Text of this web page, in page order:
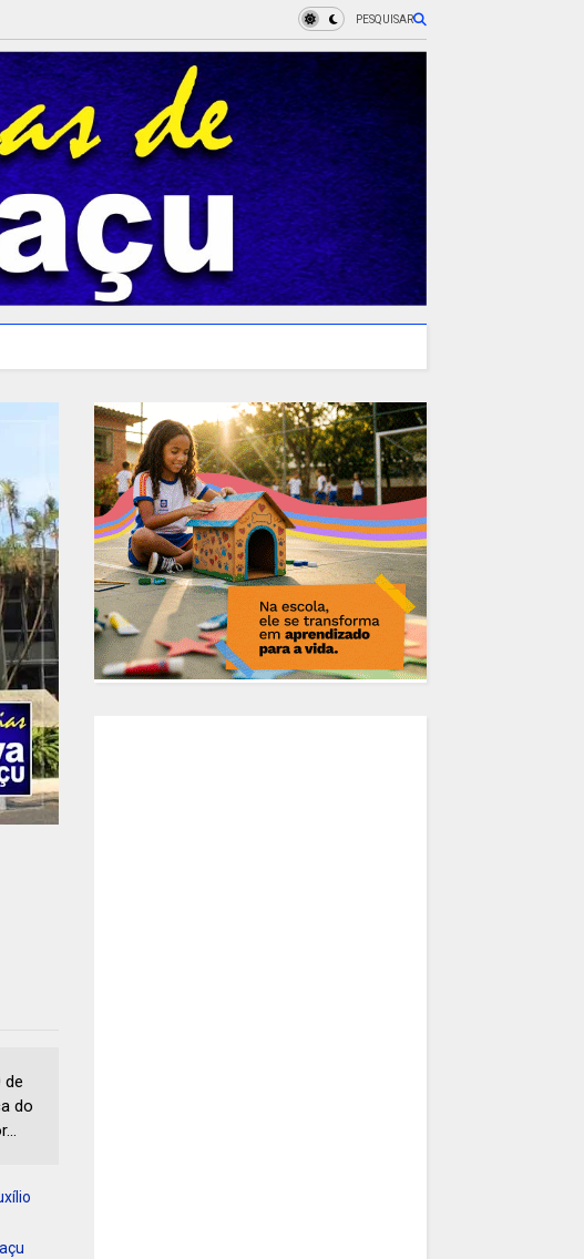
PESQUISAR
de
do